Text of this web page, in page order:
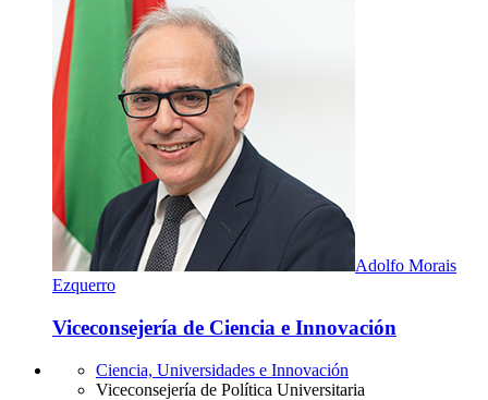
Adolfo Morais
Ezquerro
Viceconsejería de Ciencia e Innovación
Ciencia, Universidades e Innovación
Viceconsejería de Política Universitaria